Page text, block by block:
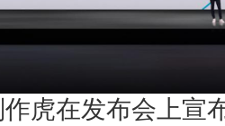
在发布会上宣布